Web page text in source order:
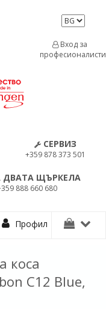
СЕРВИЗ
+359 878 373 501
ДВАТА ЩЪРКЕЛА
888 660 680
Вход за
професионалисти
Профил
коса
C12 Blue,